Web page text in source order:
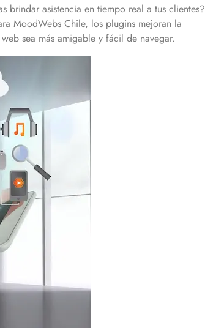
brindar asistencia en tiempo real a tus clientes?
MoodWebs Chile, los plugins mejoran la
sea más amigable y fácil de navegar.